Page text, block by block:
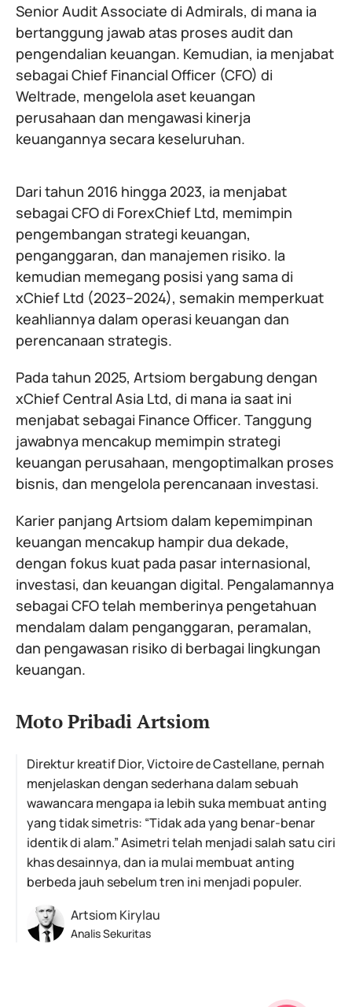
Senior Audit Associate di Admirals, di mana ia
bertanggung jawab atas proses audit dan
pengendalian keuangan. Kemudian, ia menjabat
sebagai Chief Financial Officer (CFO) di
Weltrade, mengelola aset keuangan
perusahaan dan mengawasi kinerja
keuangannya secara keseluruhan.
Dari tahun 2016 hingga 2023, ia menjabat
sebagai CFO di ForexChief Ltd, memimpin
pengembangan strategi keuangan,
penganggaran, dan manajemen risiko. Ia
kemudian memegang posisi yang sama di
xChief Ltd (2023–2024), semakin memperkuat
keahliannya dalam operasi keuangan dan
perencanaan strategis.
Pada tahun 2025, Artsiom bergabung dengan
xChief Central Asia Ltd, di mana ia saat ini
menjabat sebagai Finance Officer. Tanggung
jawabnya mencakup memimpin strategi
keuangan perusahaan, mengoptimalkan proses
bisnis, dan mengelola perencanaan investasi.
Karier panjang Artsiom dalam kepemimpinan
keuangan mencakup hampir dua dekade,
dengan fokus kuat pada pasar internasional,
investasi, dan keuangan digital. Pengalamannya
sebagai CFO telah memberinya pengetahuan
mendalam dalam penganggaran, peramalan,
dan pengawasan risiko di berbagai lingkungan
keuangan.
Moto Pribadi Artsiom
Direktur kreatif Dior, Victoire de Castellane, pernah
menjelaskan dengan sederhana dalam sebuah
wawancara mengapa ia lebih suka membuat anting
yang tidak simetris: “Tidak ada yang benar-benar
identik di alam.” Asimetri telah menjadi salah satu ciri
khas desainnya, dan ia mulai membuat anting
berbeda jauh sebelum tren ini menjadi populer.
Artsiom Kirylau
Analis Sekuritas